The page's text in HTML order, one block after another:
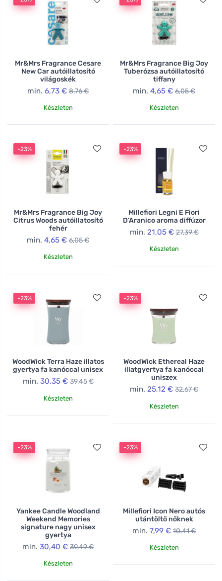
Mr&Mrs Fragrance Cesare
New Car autóillatosító
világoskék
min. 6,73 € 8,76 €
Készleten
Mr&Mrs Fragrance Big Joy
Tuberózsa autóillatosító
tiffany
min. 4,65 € 6,05 €
Készleten
-23%
Mr&Mrs Fragrance Big Joy
Citrus Woods autóillatosító
fehér
min. 4,65 € 6,05 €
Készleten
-23%
Millefiori Legni E Fiori
D’Aranico aroma diffúzor
min. 21,05 € 27,39 €
Készleten
-23%
WoodWick Terra Haze illatos
gyertya fa kanóccal unisex
min. 30,35 € 39,45 €
Készleten
-23%
WoodWick Ethereal Haze
illatgyertya fa kanóccal
uniszex
min. 25,12 € 32,67 €
Készleten
-23%
Yankee Candle Woodland
Weekend Memories
signature nagy unisex
gyertya
min. 30,40 € 39,49 €
Készleten
-23%
Millefiori Icon Nero autós
utántöltő nőknek
min. 7,99 € 10,41 €
Készleten